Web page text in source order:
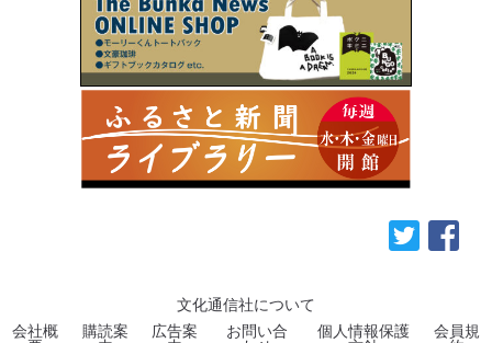
文化通信社について
会社概
購読案
広告案
お問い合
個人情報保護
会員規